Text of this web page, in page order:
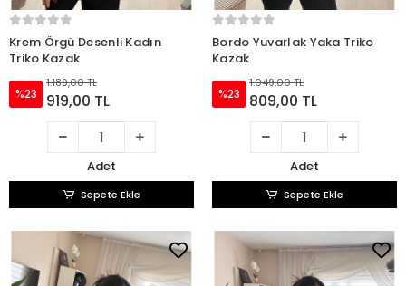
Krem Örgü Desenli Kadın
Triko Kazak
%23
1.189,00 TL
919,00 TL
Adet
Sepete Ekle
Bordo Yuvarlak Yaka Triko
Kazak
%23
1.049,00 TL
809,00 TL
Adet
Sepete Ekle